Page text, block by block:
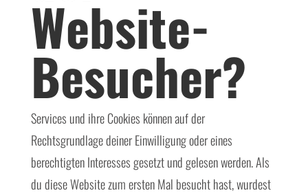
Website-
Besucher?
Services und ihre Cookies können auf der
Rechtsgrundlage deiner Einwilligung oder eines
berechtigten Interesses gesetzt und gelesen werden. Als
du diese Website zum ersten Mal besucht hast, wurdest